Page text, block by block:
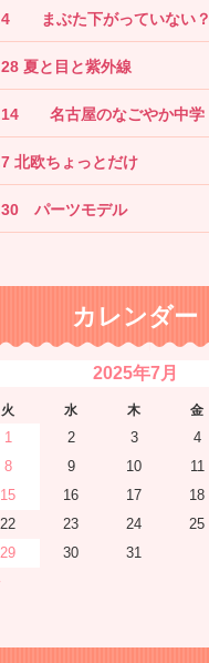
まぶた下がっていない？
夏と目と紫外線
名古屋のなごやか中学
北欧ちょっとだけ
パーツモデル
カレンダー
2025年7月
火 水 木 金
1 2 3 4
8 9 10 11
15 16 17 18
22 23 24 25
29 30 31